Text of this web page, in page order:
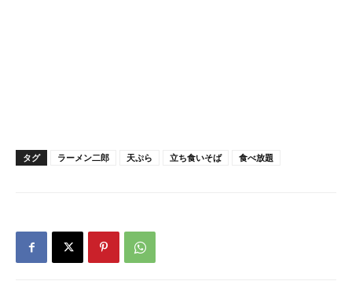
タグ ラーメン二郎 天ぷら 立ち食いそば 食べ放題